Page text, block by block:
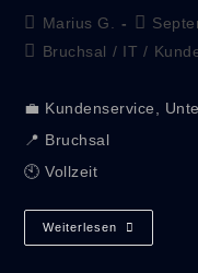
Marius G.
Bruchsal / IT /
💼 Kundenservice,
📍 Bruchsal
🕙 Vollzeit
Weiterlesen